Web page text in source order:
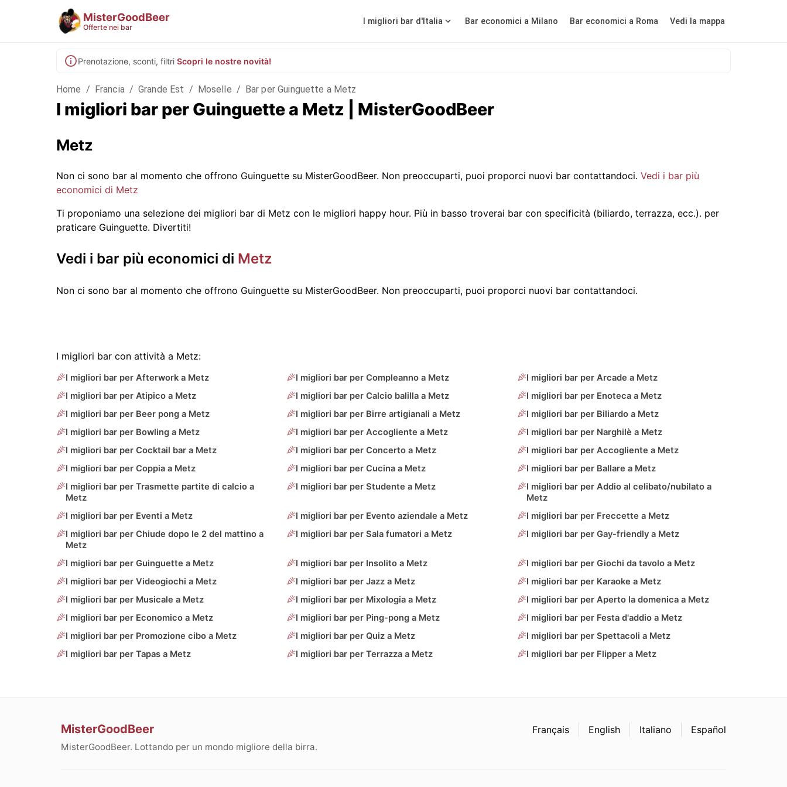
MisterGoodBeer
Offerte nei bar
I migliori bar d'Italia Bar economici a Milano Bar economici a Roma Vedi la mappa
Prenotazione, sconti, filtri Scopri le nostre novità!
Home / Francia / Grande Est / Moselle / Bar per Guinguette a Metz
I migliori bar per Guinguette a Metz | MisterGoodBeer
Metz
Non ci sono bar al momento che offrono Guinguette su MisterGoodBeer. Non preoccuparti, puoi proporci nuovi bar contattandoci. Vedi i bar più
economici di Metz
Ti proponiamo una selezione dei migliori bar di Metz con le migliori happy hour. Più in basso troverai bar con specificità (biliardo, terrazza, ecc.). per
praticare Guinguette. Divertiti!
Vedi i bar più economici di Metz
Non ci sono bar al momento che offrono Guinguette su MisterGoodBeer. Non preoccuparti, puoi proporci nuovi bar contattandoci.
I migliori bar con attività a Metz:
I migliori bar per Afterwork a Metz I migliori bar per Compleanno a Metz
I migliori bar per Arcade a Metz
I migliori bar per Atipico a Metz
I migliori bar per Calcio balilla a Metz
I migliori bar per Enoteca a Metz
I migliori bar per Beer pong a Metz
I migliori bar per Birre artigianali a Metz
I migliori bar per Biliardo a Metz
I migliori bar per Bowling a Metz
I migliori bar per Accogliente a Metz
I migliori bar per Narghilè a Metz
I migliori bar per Cocktail bar a Metz
I migliori bar per Concerto a Metz
I migliori bar per Accogliente a Metz
I migliori bar per Coppia a Metz
I migliori bar per Cucina a Metz
I migliori bar per Ballare a Metz
I migliori bar per Trasmette partite di calcio a
Metz
I migliori bar per Studente a Metz
I migliori bar per Addio al celibato/nubilato a
Metz
I migliori bar per Eventi a Metz
I migliori bar per Evento aziendale a Metz
I migliori bar per Freccette a Metz
I migliori bar per Chiude dopo le 2 del mattino a
Metz
I migliori bar per Sala fumatori a Metz I migliori bar per Gay-friendly a Metz
I migliori bar per Guinguette a Metz I migliori bar per Insolito a Metz
I migliori bar per Giochi da tavolo a Metz
I migliori bar per Videogiochi a Metz
I migliori bar per Jazz a Metz
I migliori bar per Karaoke a Metz
I migliori bar per Musicale a Metz
I migliori bar per Mixologia a Metz
I migliori bar per Aperto la domenica a Metz
I migliori bar per Economico a Metz
I migliori bar per Ping-pong a Metz
I migliori bar per Festa d'addio a Metz
I migliori bar per Promozione cibo a Metz
I migliori bar per Quiz a Metz
I migliori bar per Spettacoli a Metz
I migliori bar per Tapas a Metz
I migliori bar per Terrazza a Metz I migliori bar per Flipper a Metz
MisterGoodBeer
MisterGoodBeer. Lottando per un mondo migliore della birra.
Français English Italiano Español